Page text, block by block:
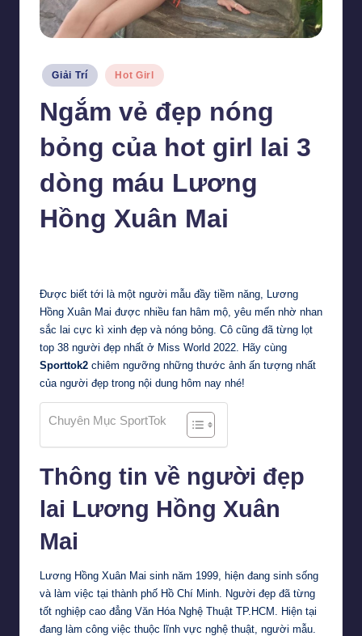
Posted
Giải Trí Hot Girl
Ngắm vẻ đẹp nóng
bỏng của hot girl lai 3
dòng máu Lương
Hồng Xuân Mai
Được biết tới là một người mẫu đầy tiềm năng, Lương
Hồng Xuân Mai được nhiều fan hâm mộ, yêu mến nhờ nhan
sắc lai cực kì xinh đẹp và nóng bỏng. Cô cũng đã từng lọt
top 38 người đẹp nhất ở Miss World 2022. Hãy cùng
Sporttok2 chiêm ngưỡng những thước ảnh ấn tượng nhất
của người đẹp trong nội dung hôm nay nhé!
Chuyên Mục SportTok
Thông tin về người đẹp
lai Lương Hồng Xuân
Mai
Lương Hồng Xuân Mai sinh năm 1999, hiện đang sinh sống
và làm việc tại thành phố Hồ Chí Minh. Người đẹp đã từng
tốt nghiệp cao đẳng Văn Hóa Nghệ Thuật TP.HCM. Hiện tại
đang làm công việc thuộc lĩnh vực nghệ thuật, người mẫu.